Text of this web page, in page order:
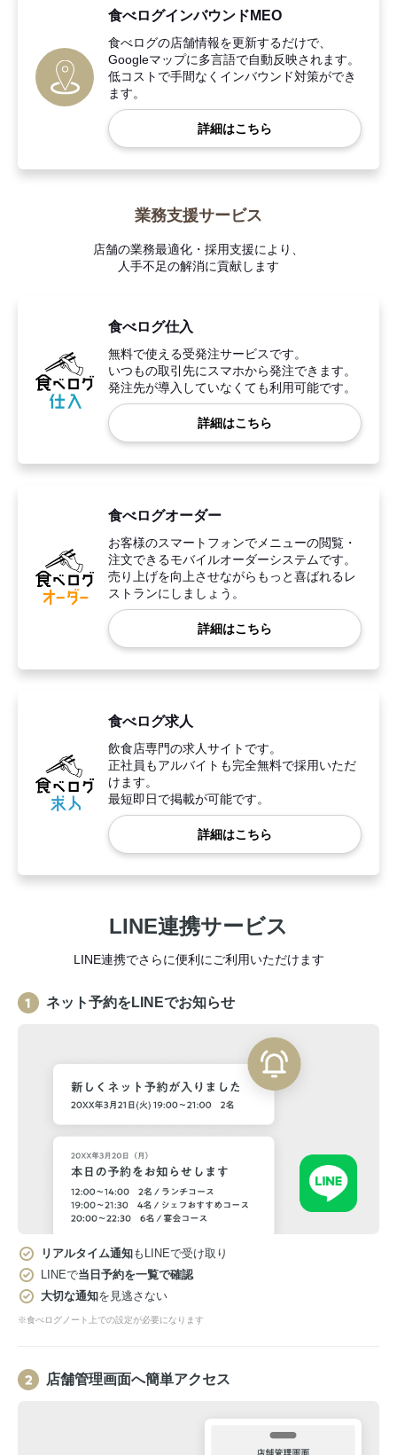
食べログインバウンドMEO
食べログの店舗情報を更新するだけで、
Googleマップに多言語で自動反映されます。
低コストで手間なくインバウンド対策ができ
ます。
詳細はこちら
業務支援サービス
店舗の業務最適化・採用支援により、
人手不足の解消に貢献します
食べログ仕入
無料で使える受発注サービスです。
いつもの取引先にスマホから発注できます。
発注先が導入していなくても利用可能です。
詳細はこちら
食べログオーダー
お客様のスマートフォンでメニューの閲覧・
注文できるモバイルオーダーシステムです。
売り上げを向上させながらもっと喜ばれるレ
ストランにしましょう。
詳細はこちら
食べログ求人
飲食店専門の求人サイトです。
正社員もアルバイトも完全無料で採用いただ
けます。
最短即日で掲載が可能です。
詳細はこちら
LINE連携サービス
LINE連携でさらに便利にご利用いただけます
ネット予約をLINEでお知らせ
リアルタイム通知もLINEで受け取り
LINEで当日予約を一覧で確認
大切な通知を見逃さない
※食べログノート上での設定が必要になります
店舗管理画面へ簡単アクセス